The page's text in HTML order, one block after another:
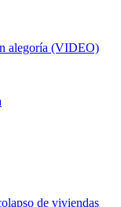
alegoría (VIDEO)